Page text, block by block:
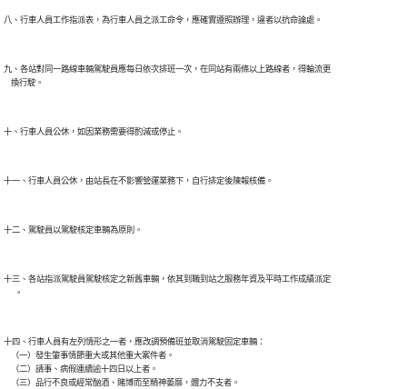
八、行車人員工作指派表，為行車人員之派工命令，應確實遵照辦理，違者以抗命論處。
九、各站對同一路線車輛駕駛員應每日依次排班一次，在同站有兩條以上路線者，得輪流更
    換行駛。
十、行車人員公休，如因業務需要得酌減或停止。
十一、行車人員公休，由站長在不影響營運業務下，自行排定後陳報核備。
十二、駕駛員以駕駛核定車輛為原則。
十三、各站指派駕駛員駕駛核定之新舊車輛，依其到職到站之服務年資及平時工作成績派定
      。
十四、行車人員有左列情形之一者，應改調預備班並取消駕駛固定車輛：
    （一）發生肇事情節重大或其他重大案件者。
    （二）請事、病假連續逾十四日以上者。
    （三）品行不良或經常酗酒、賭博而至精神萎靡，體力不支者。